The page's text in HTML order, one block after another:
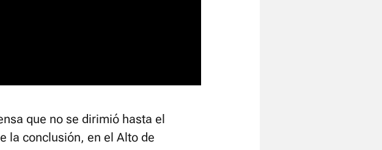
que no se dirimió hasta el
la conclusión, en el Alto de